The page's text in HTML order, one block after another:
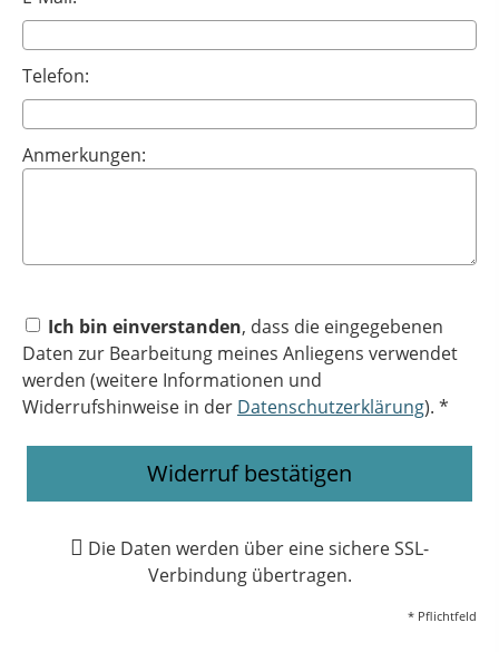
Telefon:
Anmerkungen:
Ich bin einverstanden, dass die eingegebenen
Daten zur Bearbeitung meines Anliegens verwendet
werden (weitere Informationen und
Widerrufshinweise in der Datenschutzerklärung). *
Widerruf bestätigen
Die Daten werden über eine sichere SSL-
Verbindung übertragen.
* Pflichtfeld